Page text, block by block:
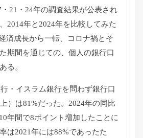
21・24年の調査結果が公表され
2014年と2024年を比較してみた
済成長から一転、コロナ禍とそ
期間を通じての、個人の銀行口
る。
・イスラム銀行を問わず銀行口
）は81%だった。2024年の同比
年間で8ポイント増加したことに
は2021年には88%であったた